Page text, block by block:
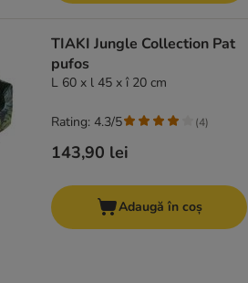
TIAKI Jungle Collection Pat
pufos
L 60 x l 45 x î 20 cm
143,90 lei
Rating: 4.3/5 (4)
Adaugă în coș